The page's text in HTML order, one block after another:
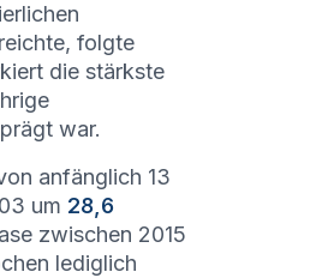
folgte
die stärkste
war.
anfänglich 13
um 28,6
zwischen 2015
lediglich